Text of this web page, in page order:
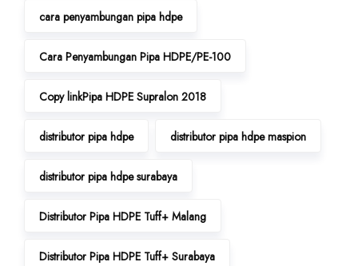
cara penyambungan pipa hdpe
Cara Penyambungan Pipa HDPE/PE-100
Copy linkPipa HDPE Supralon 2018
distributor pipa hdpe distributor pipa hdpe maspion
distributor pipa hdpe surabaya
Distributor Pipa HDPE Tuff+ Malang
Distributor Pipa HDPE Tuff+ Surabaya